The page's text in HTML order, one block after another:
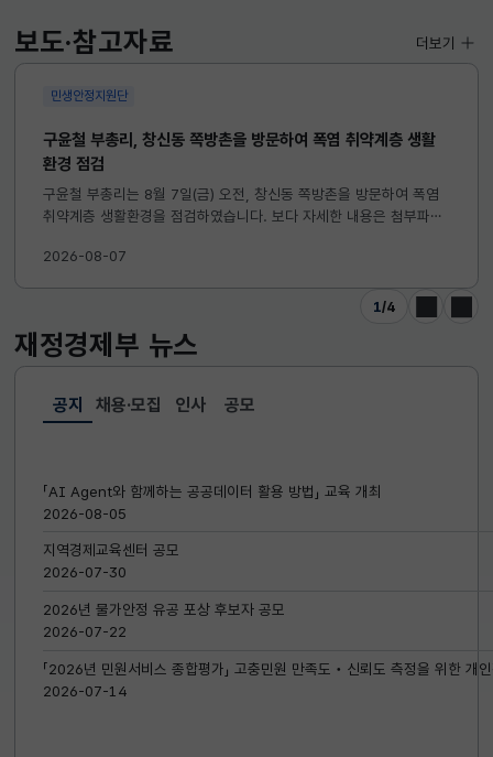
KOSPI 48.78(하락)
KOSDAQ
국고채(3년) 3.732 0.010(하락)
달러-원
보도·참고자료
민생안정지원단
구윤철 부총리, 창신동 쪽방촌을 방문하여 폭염 취약계층 생활
환경 점검
구윤철 부총리는 8월 7일(금) 오전, 창신동 쪽방촌을 방문하여 폭염
취약계층 생활환경을 점검하였습니다. 보다 자세한 내용은 첨부파일
2026-08-07
1/4
이전 다음
더보기
재정경제부 뉴스
공지
선택됨
공지
「AI Agent와 함께하는 공공데이터 활용 방법」 교육 개최
2026-08-05
지역경제교육센터 공모
2026-07-30
2026년 물가안정 유공 포상 후보자 공모
2026-07-22
「2026년 민원서비스 종합평가」 고충민원 만족도‧신뢰도 측정을 위한 개
2026-07-14
채용·모집 인사 공모